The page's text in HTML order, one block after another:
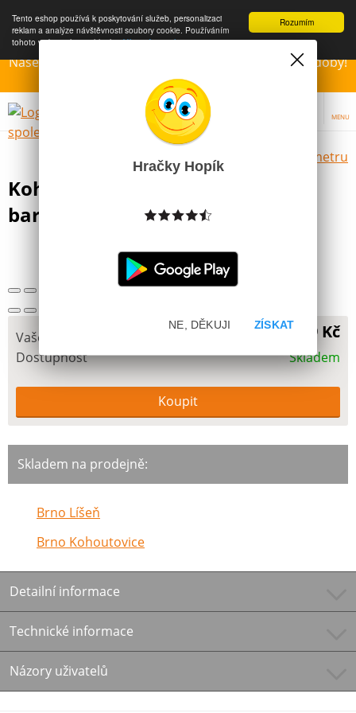
Rozumím
Tento eshop používá k poskytování služeb, personalizaci
reklam a analýze návštěvnosti soubory cookie. Používáním
tohoto webu s tím souhlasíte.Více informací
Naše Prodejny – Otevřeny dle otvírací prázdninové doby!
Přejeme krásné léto!!!
MENU
Výběr hraček dle zvoleného parametru
Koh-I-Noor Kalíšky na vodové
barvy
Vaše cena 29 Kč
Dostupnost Skladem
Skladem na prodejně:
Brno Líšeň
Brno Kohoutovice
Detailní informace
Technické informace
Názory uživatelů
Hračky Hopík
ZÍSKAT
NE, DĚKUJI